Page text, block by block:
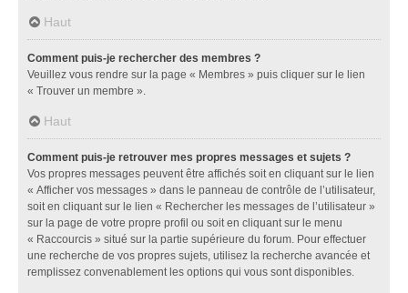
Haut
Comment puis-je rechercher des membres ?
Veuillez vous rendre sur la page « Membres » puis cliquer sur le lien
« Trouver un membre ».
Haut
Comment puis-je retrouver mes propres messages et sujets ?
Vos propres messages peuvent être affichés soit en cliquant sur le lien
« Afficher vos messages » dans le panneau de contrôle de l’utilisateur,
soit en cliquant sur le lien « Rechercher les messages de l’utilisateur »
sur la page de votre propre profil ou soit en cliquant sur le menu
« Raccourcis » situé sur la partie supérieure du forum. Pour effectuer
une recherche de vos propres sujets, utilisez la recherche avancée et
remplissez convenablement les options qui vous sont disponibles.